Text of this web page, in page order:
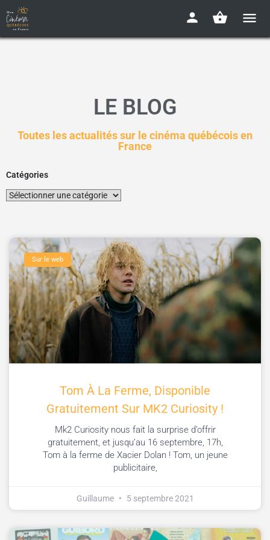
LE BLOG
Toutes les actualités sur le cinéma québécois en
France
Catégories
Sur le web
Tom À La Ferme, Disponible
Gratuitement Sur MK2 Curiosity !
Mk2 Curiosity nous fait la surprise d’offrir
gratuitement, et jusqu’au 16 septembre, 17h,
Tom à la ferme de Xacier Dolan ! Tom, un jeune
publicitaire,
Guillaume 5 septembre 2021